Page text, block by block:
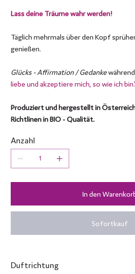
Lass deine Träume wahr werden!
Täglich mehrmals über den Kopf
genießen.
Glücks - Affirmation / Gedanke
liebe und akzeptiere mich, so wie ich
Produziert und hergestellt in
Richtlinen in BIO - Qualität.
Anzahl
In den
Sofortkauf
Duftrichtung